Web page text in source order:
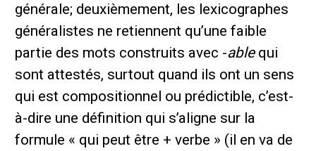
générale; deuxièmement, les lexicographes
généralistes ne retiennent qu’une faible
partie des mots construits avec -ablequi
sont attestés, surtout quand ils ont un sens
qui est compositionnel ou prédictible, c’est-
à-dire une définition qui s’aligne sur la
formule « qui peut être + verbe » (il en va de